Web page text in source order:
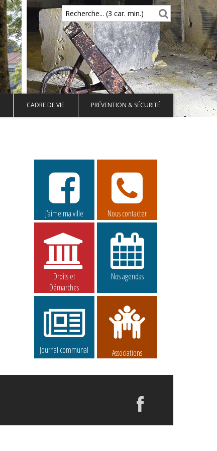
Recherche... (3 car. min.)
CADRE DE VIE PRÉVENTION & SÉCURITÉ
J’aime ma ville Nous contacter
Droits et
Démarches
Nos agendas
Journal communal Associations